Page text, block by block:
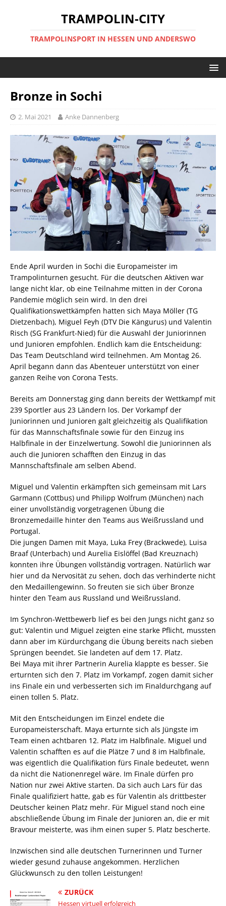
TRAMPOLIN-CITY
TRAMPOLINSPORT IN HESSEN UND ANDERSWO
Bronze in Sochi
2. Mai 2021 Anke Dannenberg
Ende April wurden in Sochi die Europameister im
Trampolinturnen gesucht. Für die deutschen Aktiven war
lange nicht klar, ob eine Teilnahme mitten in der Corona
Pandemie möglich sein wird. In den drei
Qualifikationswettkämpfen hatten sich Maya Möller (TG
Dietzenbach), Miguel Feyh (DTV Die Kängurus) und Valentin
Risch (SG Frankfurt-Nied) für die Auswahl der Juniorinnen
und Junioren empfohlen. Endlich kam die Entscheidung:
Das Team Deutschland wird teilnehmen. Am Montag 26.
April begann dann das Abenteuer unterstützt von einer
ganzen Reihe von Corona Tests.
Bereits am Donnerstag ging dann bereits der Wettkampf mit
239 Sportler aus 23 Ländern los. Der Vorkampf der
Juniorinnen und Junioren galt gleichzeitig als Qualifikation
für das Mannschaftsfinale sowie für den Einzug ins
Halbfinale in der Einzelwertung. Sowohl die Juniorinnen als
auch die Junioren schafften den Einzug in das
Mannschaftsfinale am selben Abend.
Miguel und Valentin erkämpften sich gemeinsam mit Lars
Garmann (Cottbus) und Philipp Wolfrum (München) nach
einer unvollständig vorgetragenen Übung die
Bronzemedaille hinter den Teams aus Weißrussland und
Portugal.
Die jungen Damen mit Maya, Luka Frey (Brackwede), Luisa
Braaf (Unterbach) und Aurelia Eislöffel (Bad Kreuznach)
konnten ihre Übungen vollständig vortragen. Natürlich war
hier und da Nervosität zu sehen, doch das verhinderte nicht
den Medaillengewinn. So freuten sie sich über Bronze
hinter den Team aus Russland und Weißrussland.
Im Synchron-Wettbewerb lief es bei den Jungs nicht ganz so
gut: Valentin und Miguel zeigten eine starke Pflicht, mussten
dann aber im Kürdurchgang die Übung bereits nach sieben
Sprüngen beendet. Sie landeten auf dem 17. Platz.
Bei Maya mit ihrer Partnerin Aurelia klappte es besser. Sie
erturnten sich den 7. Platz im Vorkampf, zogen damit sicher
ins Finale ein und verbesserten sich im Finaldurchgang auf
einen tollen 5. Platz.
Mit den Entscheidungen im Einzel endete die
Europameisterschaft. Maya erturnte sich als Jüngste im
Team einen achtbaren 12. Platz im Halbfinale. Miguel und
Valentin schafften es auf die Plätze 7 und 8 im Halbfinale,
was eigentlich die Qualifikation fürs Finale bedeutet, wenn
da nicht die Nationenregel wäre. Im Finale dürfen pro
Nation nur zwei Aktive starten. Da sich auch Lars für das
Finale qualifiziert hatte, gab es für Valentin als drittbester
Deutscher keinen Platz mehr. Für Miguel stand noch eine
abschließende Übung im Finale der Junioren an, die er mit
Bravour meisterte, was ihm einen super 5. Platz bescherte.
Inzwischen sind alle deutschen Turnerinnen und Turner
wieder gesund zuhause angekommen. Herzlichen
Glückwunsch zu den tollen Leistungen!
ZURÜCK
Hessen virtuell erfolgreich